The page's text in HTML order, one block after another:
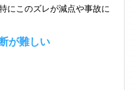
にこのズレが減点や事故に
が難しい